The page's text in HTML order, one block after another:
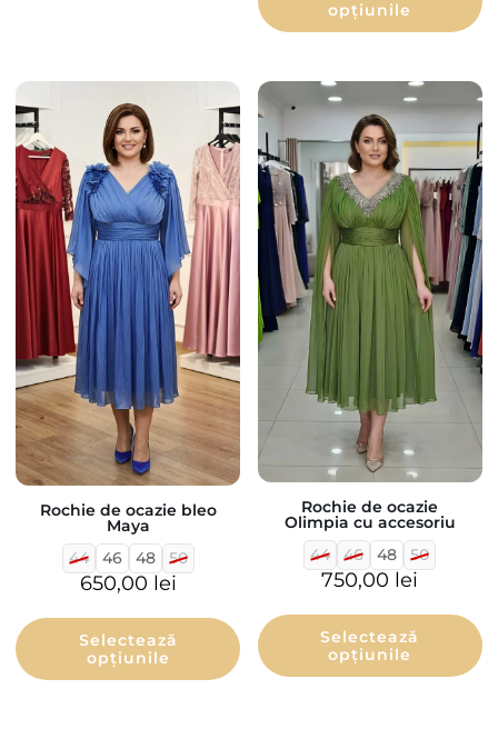
opțiunile
Rochie de ocazie bleo
Maya
44
46 48 50
650,00 lei
Selectează
opțiunile
Rochie de ocazie
Olimpia cu accesoriu
44
46 48 50
750,00 lei
Selectează
opțiunile